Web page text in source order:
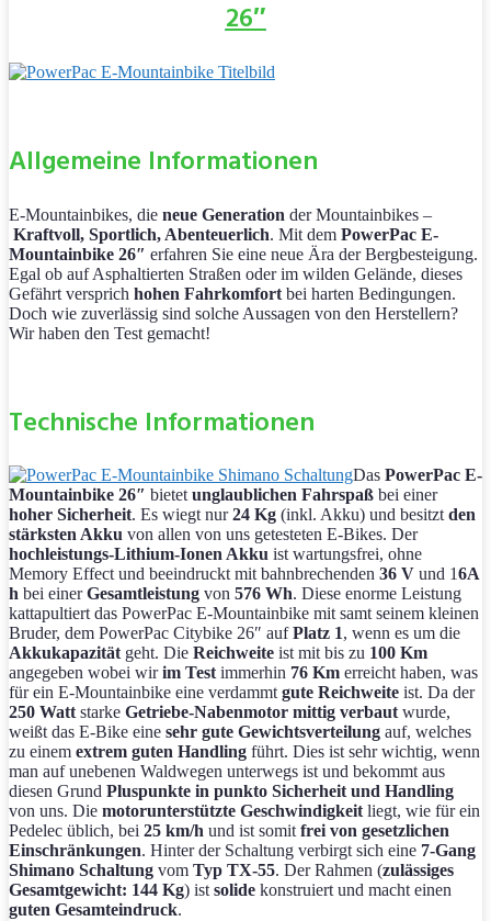
26″
Allgemeine Informationen
E-Mountainbikes, die neue Generation der Mountainbikes –
Kraftvoll, Sportlich, Abenteuerlich. Mit dem PowerPac E-
Mountainbike 26″ erfahren Sie eine neue Ära der Bergbesteigung.
Egal ob auf Asphaltierten Straßen oder im wilden Gelände, dieses
Gefährt versprich hohen Fahrkomfort bei harten Bedingungen.
Doch wie zuverlässig sind solche Aussagen von den Herstellern?
Wir haben den Test gemacht!
Technische Informationen
Das PowerPac E-
Mountainbike 26″ bietetunglaublichen Fahrspaß bei einer
hoher Sicherheit. Es wiegt nur24 Kg (inkl. Akku) und besitztden
stärksten Akku von allen von uns getesteten E-Bikes. Der
hochleistungs-Lithium-Ionen Akku ist wartungsfrei, ohne
Memory Effect und beeindruckt mit bahnbrechenden 36 V und 16A
h bei einerGesamtleistung von 576 Wh. Diese enorme Leistung
kattapultiert das PowerPac E-Mountainbike mit samt seinem kleinen
Bruder, dem PowerPac Citybike 26″ aufPlatz 1, wenn es um die
Akkukapazitätgeht. Die Reichweite ist mit bis zu 100 Km
angegeben wobei wirim Testimmerhin 76 Km erreicht haben, was
für ein E-Mountainbike eine verdammtgute Reichweite ist. Da der
250 Wattstarke Getriebe-Nabenmotor mittig verbautwurde,
weißt das E-Bike eine sehr gute Gewichtsverteilung auf, welches
zu einem extrem guten Handling führt. Dies ist sehr wichtig, wenn
man auf unebenen Waldwegen unterwegs ist und bekommt aus
diesen Grund Pluspunkte in punkto Sicherheit und Handling
von uns. Die motorunterstützte Geschwindigkeitliegt, wie für ein
Pedelec üblich, bei 25 km/h und ist somitfrei von gesetzlichen
Einschränkungen. Hinter der Schaltung verbirgt sich eine 7-Gang
Shimano Schaltung vom Typ TX-55. Der Rahmen (zulässiges
Gesamtgewicht: 144 Kg) istsolide konstruiert und macht einen
guten Gesamteindruck.